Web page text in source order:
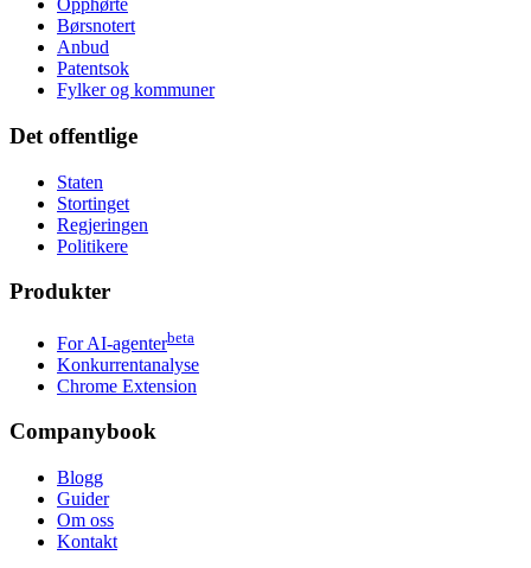
Opphørte
Børsnotert
Anbud
Patentsok
Fylker og kommuner
Det offentlige
Staten
Stortinget
Regjeringen
Politikere
Produkter
For AI-agenterbeta
Konkurrentanalyse
Chrome Extension
Companybook
Blogg
Guider
Om oss
Kontakt